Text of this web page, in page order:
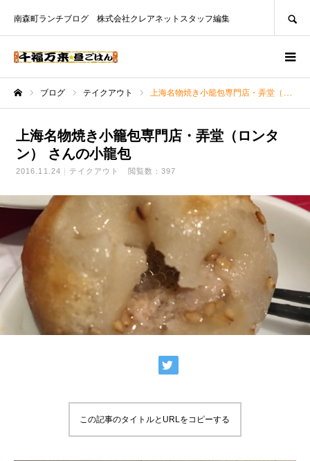
南森町ランチブログ 株式会社クレアネットスタッフ編集
ブログ テイクアウト 上海名物焼き小籠包専門店・弄堂（ロンタン） さんの小龍包
上海名物焼き小籠包専門店・弄堂（ロンタ
ン） さんの小龍包
2016.11.24 テイクアウト 閲覧数：397
この記事のタイトルとURLをコピーする